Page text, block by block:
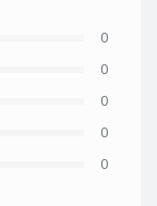
0
0
0
0
0